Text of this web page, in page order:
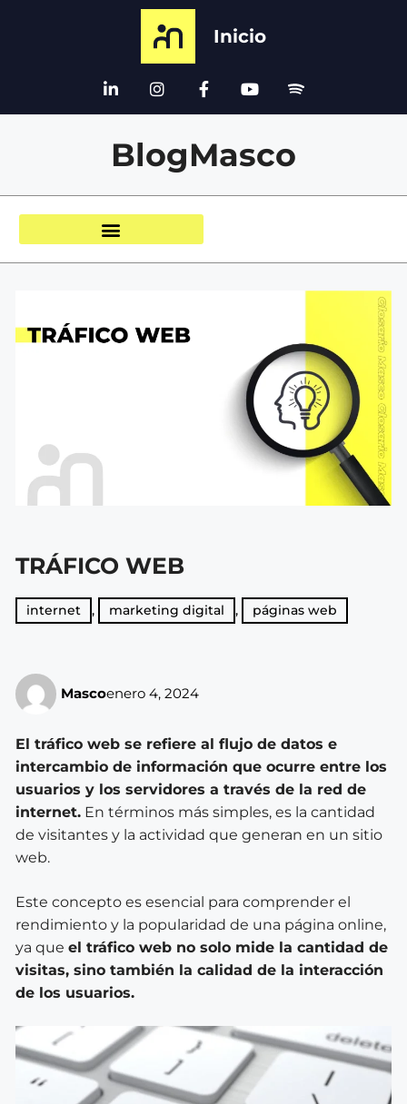
Inicio
BlogMasco
TRÁFICO WEB
internet , marketing digital , páginas web
Mascoenero 4, 2024
El tráfico web se refiere al flujo de datos e
intercambio de información que ocurre entre los
usuarios y los servidores a través de la red de
internet. En términos más simples, es la cantidad
de visitantes y la actividad que generan en un sitio
web.
Este concepto es esencial para comprender el
rendimiento y la popularidad de una página online,
ya que el tráfico web no solo mide la cantidad de
visitas, sino también la calidad de la interacción
de los usuarios.